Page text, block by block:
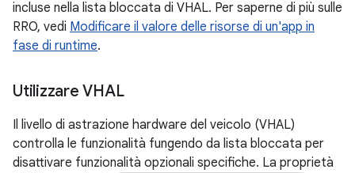
incluse nella lista bloccata di VHAL. Per saperne di più sulle
RRO, vedi Modificare il valore delle risorse di un'app in
fase di runtime.
Utilizzare VHAL
Il livello di astrazione hardware del veicolo (VHAL)
controlla le funzionalità fungendo da lista bloccata per
disattivare funzionalità opzionali specifiche. La proprietà